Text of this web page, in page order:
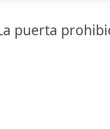
puerta